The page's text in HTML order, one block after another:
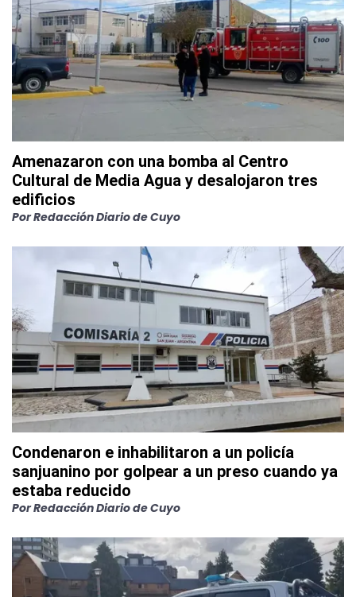
Amenazaron con una bomba al Centro
Cultural de Media Agua y desalojaron tres
edificios
PorRedacción Diario de Cuyo
Condenaron e inhabilitaron a un policía
sanjuanino por golpear a un preso cuando ya
estaba reducido
PorRedacción Diario de Cuyo